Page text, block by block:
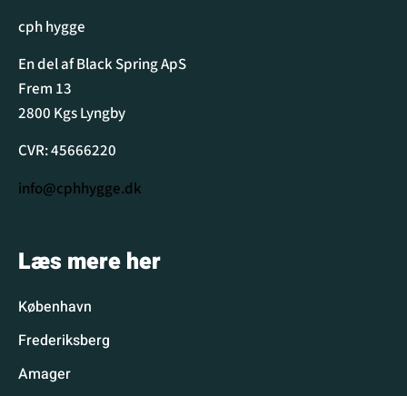
cph hygge
En del af Black Spring ApS
Frem 13
2800 Kgs Lyngby
CVR: 45666220
info@cphhygge.dk
Læs mere her
København
Frederiksberg
Amager